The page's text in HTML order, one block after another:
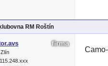
klubovna RM Roštín